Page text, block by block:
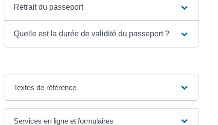
Retrait du passeport
Quelle est la durée de validité du passeport ?
Textes de référence
Services en ligne et formulaires